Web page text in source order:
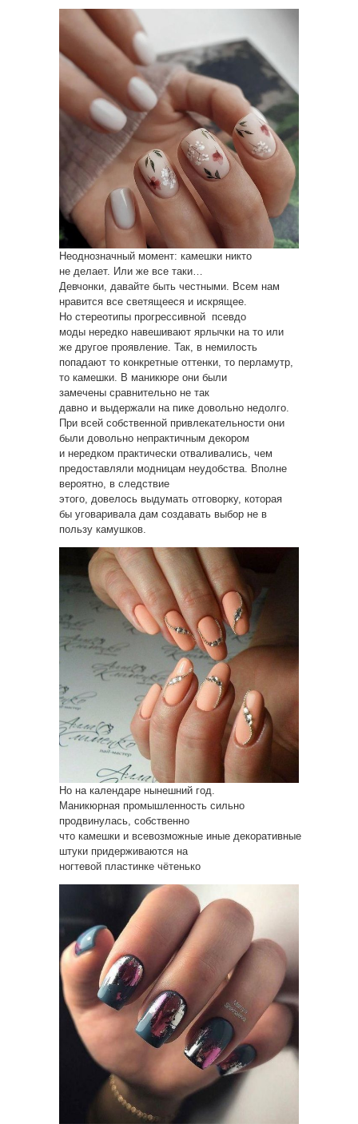
Неоднозначный момент: камешки никто
не делает. Или же все таки…
Девчонки, давайте быть честными. Всем нам
нравится все светящееся и искрящее.
Но стереотипы прогрессивной псевдо
моды нередко навешивают ярлычки на то или
же другое проявление. Так, в немилость
попадают то конкретные оттенки, то перламутр,
то камешки. В маникюре они были
замечены сравнительно не так
давно и выдержали на пике довольно недолго.
При всей собственной привлекательности они
были довольно непрактичным декором
и нередком практически отваливались, чем
предоставляли модницам неудобства. Вполне
вероятно, в следствие
этого, довелось выдумать отговорку, которая
бы уговаривала дам создавать выбор не в
пользу камушков.
Но на календаре нынешний год.
Маникюрная промышленность сильно
продвинулась, собственно
что камешки и всевозможные иные декоративные
штуки придерживаются на
ногтевой пластинке чётенько